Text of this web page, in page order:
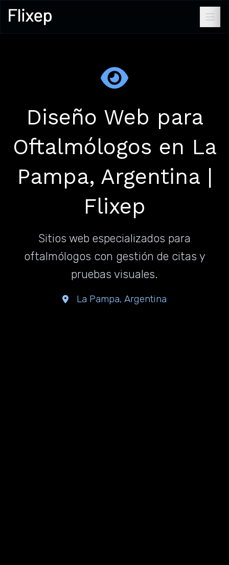
Diseño Web para
Oftalmólogos en La
Pampa, Argentina |
Flixep
Sitios web especializados para
oftalmólogos con gestión de citas y
pruebas visuales.
La Pampa, Argentina